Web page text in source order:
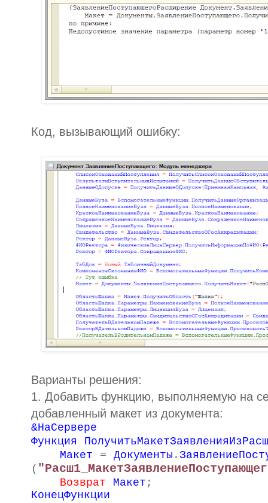
Код, вызывающий ошибку:
Варианты решения:
1. Добавить функцию, выполняемую на
добавленный макет из документа:
&НаСервере
Функция
Макет
= Документы .
(
Возврат Макет;
КонецФункции